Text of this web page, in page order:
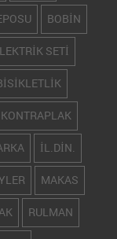
BOBİN
SETİ
KONTRAPLAK
İL.DİN.
MAKAS
RULMAN